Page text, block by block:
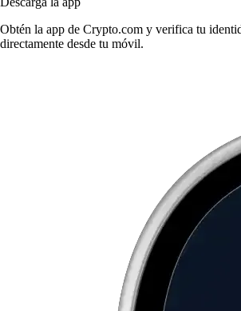
Obtén la app de Crypto.com y verifica tu
directamente desde tu móvil.